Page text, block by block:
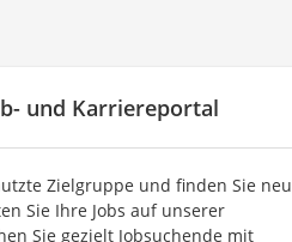
und Karriereportal
Zielgruppe und finden Sie
Sie Ihre Jobs auf unserer
Sie gezielt Jobsuchende mit